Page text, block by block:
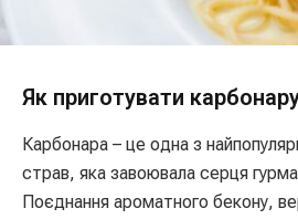
Як приготувати
Карбонара – це одна з
страв, яка завоювала серця
Поєднання ароматного бекону,